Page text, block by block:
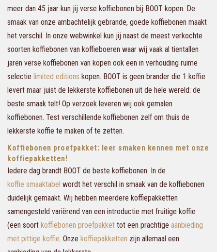
meer dan 45 jaar kun jij verse koffiebonen bij BOOT kopen. De
smaak van onze ambachtelijk gebrande, goede koffiebonen maakt
het verschil. In onze webwinkel kun jij naast de meest verkochte
soorten koffiebonen van koffieboeren waar wij vaak al tientallen
jaren verse koffiebonen van kopen ook een in verhouding ruime
selectie limited editions kopen. BOOT is geen brander die 1 koffie
levert maar juist de lekkerste koffiebonen uit de hele wereld: de
beste smaak telt! Op verzoek leveren wij ook gemalen
koffiebonen. Test verschillende koffiebonen zelf om thuis de
lekkerste koffie te maken of te zetten.
Koffiebonen proefpakket: leer smaken kennen met onze
koffiepakketten!
Iedere dag brandt BOOT de beste koffiebonen. In de
koffie smaaktabel wordt het verschil in smaak van de koffiebonen
duidelijk gemaakt. Wij hebben meerdere koffiepakketten
samengesteld variërend van een introductie met fruitige koffie
(een soort koffiebonen proefpakket tot een prachtige aanbieding
met pittige koffie. Onze koffiepakketten zijn allemaal een